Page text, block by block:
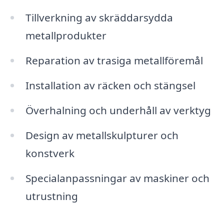
Tillverkning av skräddarsydda
metallprodukter
Reparation av trasiga metallföremål
Installation av räcken och stängsel
Överhalning och underhåll av verktyg
Design av metallskulpturer och
konstverk
Specialanpassningar av maskiner och
utrustning